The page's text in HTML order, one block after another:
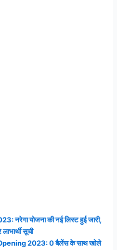
नरेगा योजना की नई लिस्ट हुई जारी,
सूची
2023: 0 बैलेंस के साथ खोले